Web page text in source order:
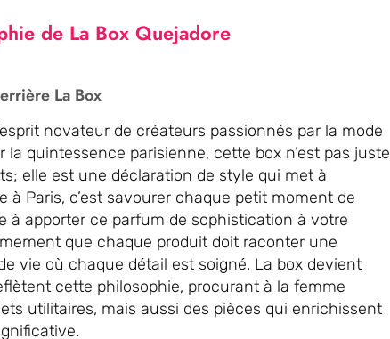
de La Box Quejadore
La Box
novateur de créateurs passionnés par la mode
quintessence parisienne, cette box n’est pas juste
elle est une déclaration de style qui met à
à Paris, c’est savourer chaque petit moment de
à apporter ce parfum de sophistication à votre
que chaque produit doit raconter une
vie où chaque détail est soigné. La box devient
cette philosophie, procurant à la femme
utilitaires, mais aussi des pièces qui enrichissent